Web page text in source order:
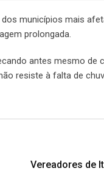
municípios mais
prolongada.
antes mesmo de
resiste à falta de
Vereadores de